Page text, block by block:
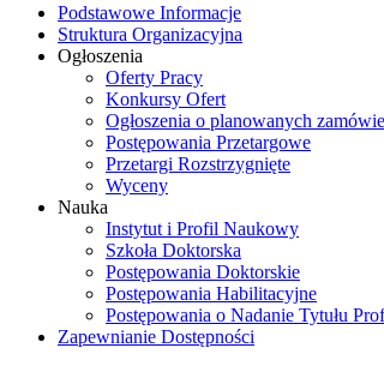
Podstawowe Informacje
Struktura Organizacyjna
Ogłoszenia
Oferty Pracy
Konkursy Ofert
Ogłoszenia o planowanych
Postępowania Przetargowe
Przetargi Rozstrzygnięte
Wyceny
Nauka
Instytut i Profil Naukowy
Szkoła Doktorska
Postępowania Doktorskie
Postępowania Habilitacyjne
Postępowania o Nadanie Tytułu
Zapewnianie Dostępności